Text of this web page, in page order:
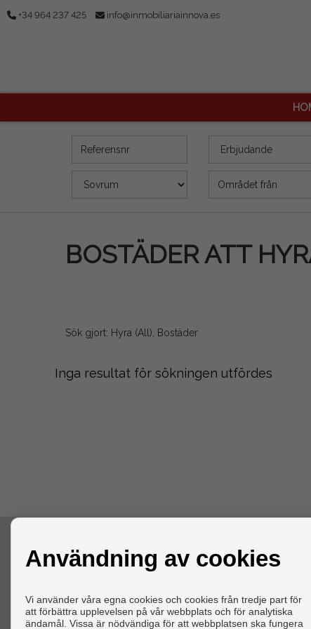
+34 964 237 425 info@inmobiliariainnova.es
Referensnr Erbjudande
Sovrum Yta (m2)
BOSTÄDER ATT
Sök gjort: Hyra (All), Bostäder
Inga resultat för sökningen utfördes
KONTAKTA
y Calle San Luis 3, Bajo
12004 Castellón de la Plana (Castellón)
+34 964237425|+34 685999258
Användning av cookies
Vi använder våra egna cookies och cookies från tredje part för
att förbättra upplevelsen på vår webbplats och för analytiska
ändamål. Vissa är nödvändiga för att webbplatsen ska fungera